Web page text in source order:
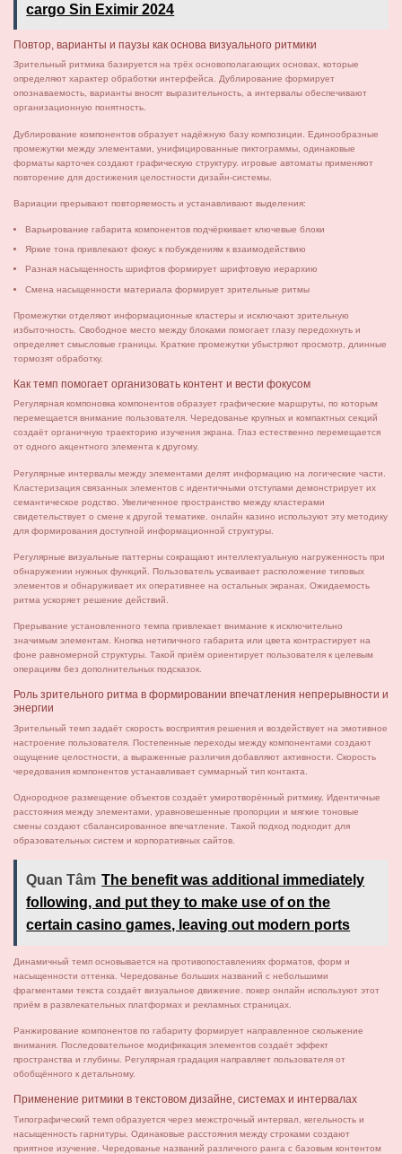
cargo Sin Eximir 2024
Повтор, варианты и паузы как основа визуального ритмики
Зрительный ритмика базируется на трёх основополагающих основах, которые
определяют характер обработки интерфейса. Дублирование формирует
опознаваемость, варианты вносят выразительность, а интервалы обеспечивают
организационную понятность.
Дублирование компонентов образует надёжную базу композиции. Единообразные
промежутки между элементами, унифицированные пиктограммы, одинаковые
форматы карточек создают графическую структуру. игровые автоматы применяют
повторение для достижения целостности дизайн-системы.
Вариации прерывают повторяемость и устанавливают выделения:
Варьирование габарита компонентов подчёркивает ключевые блоки
Яркие тона привлекают фокус к побуждениям к взаимодействию
Разная насыщенность шрифтов формирует шрифтовую иерархию
Смена насыщенности материала формирует зрительные ритмы
Промежутки отделяют информационные кластеры и исключают зрительную
избыточность. Свободное место между блоками помогает глазу передохнуть и
определяет смысловые границы. Краткие промежутки убыстряют просмотр, длинные
тормозят обработку.
Как темп помогает организовать контент и вести фокусом
Регулярная компоновка компонентов образует графические маршруты, по которым
перемещается внимание пользователя. Чередованье крупных и компактных секций
создаёт органичную траекторию изучения экрана. Глаз естественно перемещается
от одного акцентного элемента к другому.
Регулярные интервалы между элементами делят информацию на логические части.
Кластеризация связанных элементов с идентичными отступами демонстрирует их
семантическое родство. Увеличенное пространство между кластерами
свидетельствует о смене к другой тематике. онлайн казино используют эту методику
для формирования доступной информационной структуры.
Регулярные визуальные паттерны сокращают интеллектуальную нагруженность при
обнаружении нужных функций. Пользователь усваивает расположение типовых
элементов и обнаруживает их оперативнее на остальных экранах. Ожидаемость
ритма ускоряет решение действий.
Прерывание установленного темпа привлекает внимание к исключительно
значимым элементам. Кнопка нетипичного габарита или цвета контрастирует на
фоне равномерной структуры. Такой приём ориентирует пользователя к целевым
операциям без дополнительных подсказок.
Роль зрительного ритма в формировании впечатления непрерывности и
энергии
Зрительный темп задаёт скорость восприятия решения и воздействует на эмотивное
настроение пользователя. Постепенные переходы между компонентами создают
ощущение целостности, а выраженные различия добавляют активности. Скорость
чередования компонентов устанавливает суммарный тип контакта.
Однородное размещение объектов создаёт умиротворённый ритмику. Идентичные
расстояния между элементами, уравновешенные пропорции и мягкие тоновые
смены создают сбалансированное впечатление. Такой подход подходит для
образовательных систем и корпоративных сайтов.
Quan Tâm The benefit was additional immediately
following, and put they to make use of on the
certain casino games, leaving out modern ports
Динамичный темп основывается на противопоставлениях форматов, форм и
насыщенности оттенка. Чередованье больших названий с небольшими
фрагментами текста создаёт визуальное движение. покер онлайн используют этот
приём в развлекательных платформах и рекламных страницах.
Ранжирование компонентов по габариту формирует направленное скольжение
внимания. Последовательное модификация элементов создаёт эффект
пространства и глубины. Регулярная градация направляет пользователя от
обобщённого к детальному.
Применение ритмики в текстовом дизайне, системах и интервалах
Типографический темп образуется через межстрочный интервал, кегельность и
насыщенность гарнитуры. Одинаковые расстояния между строками создают
приятное изучение. Чередованье названий различного ранга с базовым контентом